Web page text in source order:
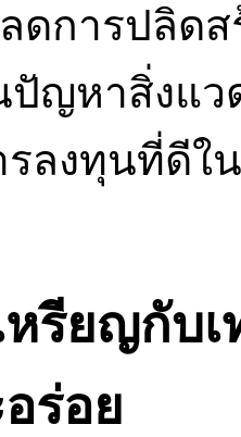
ดการปลิดส
ปัญหาสิ่งแ
ลงทุนที่ดีใ
รียญกับ
ร่อย